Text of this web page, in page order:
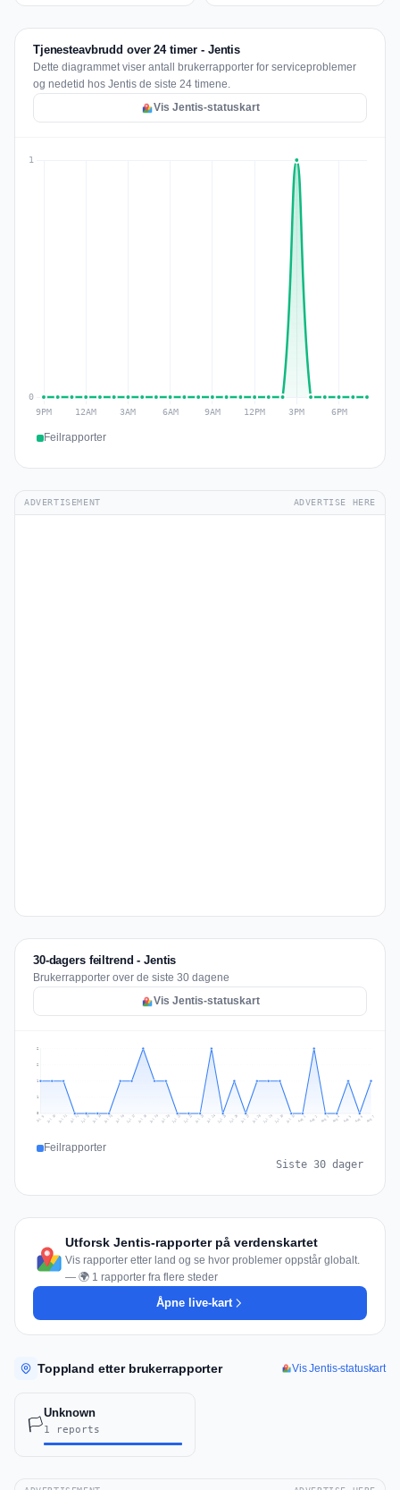
Tjenesteavbrudd over 24 timer - Jentis
Dette diagrammet viser antall brukerrapporter for serviceproblemer
og nedetid hos Jentis de siste 24 timene.
Vis Jentis-statuskart
Feilrapporter
ADVERTISEMENT ADVERTISE HERE
30-dagers feiltrend - Jentis
Brukerrapporter over de siste 30 dagene
Vis Jentis-statuskart
1
1
2
2
Jul 9 Jul 10 Jul 11 Jul 12 Jul 13 Jul 14 Jul 15 Jul 16 Jul 17 Jul 18 Jul 19 Jul 20 Jul 21 Jul 22 Jul 23 Jul 24 Jul 25 Jul 26 Jul 27 Jul 28 Jul 29 Jul 30 Jul 31 Aug 1 Aug 2 Aug 3 Aug 4 Aug 5 Aug 6 Aug 7
Feilrapporter
Siste 30 dager
Utforsk Jentis-rapporter på verdenskartet
Vis rapporter etter land og se hvor problemer oppstår globalt.
— 🌍 1 rapporter fra flere steder
Åpne live-kart
Toppland etter brukerrapporter Vis Jentis-statuskart
🏳️
Unknown
1 reports